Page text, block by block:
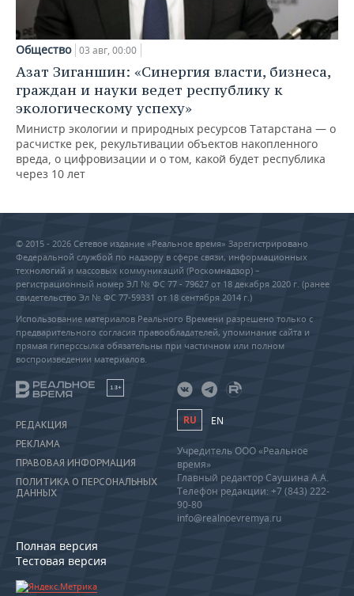
Общество 03 авг, 00:00
Азат Зиганшин: «Синергия власти, бизнеса,
граждан и науки ведет республику к
экологическому успеху»
Министр экологии и природных ресурсов Татарстана — о
расчистке рек, рекультивации объектов накопленного
вреда, о цифровизации и о том, какой будет республика
через 10 лет
© 2015 - 2026 Сетевое издание «Реальное время» Зарегистрировано
Федеральной службой по надзору в сфере связи, информационных
технологий и массовых коммуникаций (Роскомнадзор) –
регистрационный номер ЭЛ № ФС 77 - 79627 от 18 декабря 2020 г. (ранее
свидетельство Эл № ФС 77-59331 от 18 сентября 2014 г.)
Использование материалов Реального Времени разрешено только с
предварительного согласия правообладателей, упоминание сайта и
прямая гиперссылка обязательны при частичном или полном
воспроизведении материалов.
18+
РЕДАКЦИЯ
РЕКЛАМА
ПРАВОВАЯ ИНФОРМАЦИЯ
ПОЛИТИКА О ПЕРСОНАЛЬНЫХ
ДАННЫХ
Полная версия
Тестовая версия
RU EN
Учредитель ООО «Реальное
время»
Главный редактор Саушина А.А.
Телефон редакции: +7 (843) 222-
90-80
info@realnoevremya.ru